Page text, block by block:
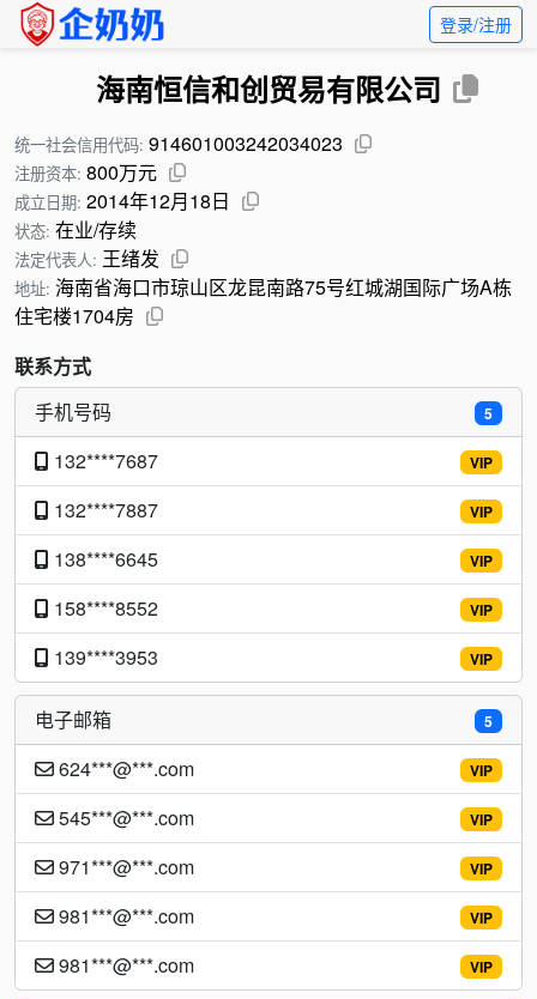
登录/注册
海南恒信和创贸易有限公司
统一社会信用代码: 914601003242034023
注册资本: 800万元
成立日期: 2014年12月18日
状态: 在业/存续
法定代表人: 王绪发
地址: 海南省海口市琼山区龙昆南路75号红城湖国际广场A栋
住宅楼1704房
联系方式
5
手机号码
VIP
132****7687
VIP
132****7887
VIP
138****6645
VIP
158****8552
VIP
139****3953
5
电子邮箱
VIP
624***@***.com
VIP
545***@***.com
VIP
971***@***.com
VIP
981***@***.com
VIP
981***@***.com